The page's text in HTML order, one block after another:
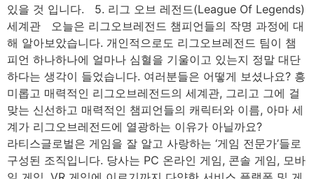
있을 것 입니다. 5. 리그 오브 레전드(League Of Legends)
세계관 오늘은 리그오브레전드 챔피언들의 작명 과정에 대
해 알아보았습니다. 개인적으로도 리그오브레전드 팀이 챔
피언 하나하나에 얼마나 심혈을 기울이고 있는지 정말 대단
하다는 생각이 들었습니다. 여러분들은 어떻게 보셨나요? 흥
미롭고 매력적인 리그오브레전드의 세계관, 그리고 그에 걸
맞는 신선하고 매력적인 챔피언들의 캐릭터와 이름, 아마 세
계가 리그오브레전드에 열광하는 이유가 아닐까요?
라티스글로벌은 게임을 잘 알고 사랑하는 ‘게임 전문가’들로
구성된 조직입니다. 당사는 PC 온라인 게임, 콘솔 게임, 모바